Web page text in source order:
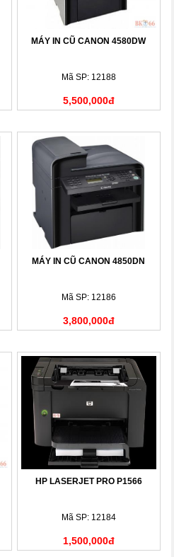
MÁY IN CŨ CANON 4580DW
Mã SP: 12188
5,500,000đ
MÁY IN CŨ CANON 4850DN
Mã SP: 12186
3,800,000đ
HP LASERJET PRO P1566
Mã SP: 12184
1,500,000đ